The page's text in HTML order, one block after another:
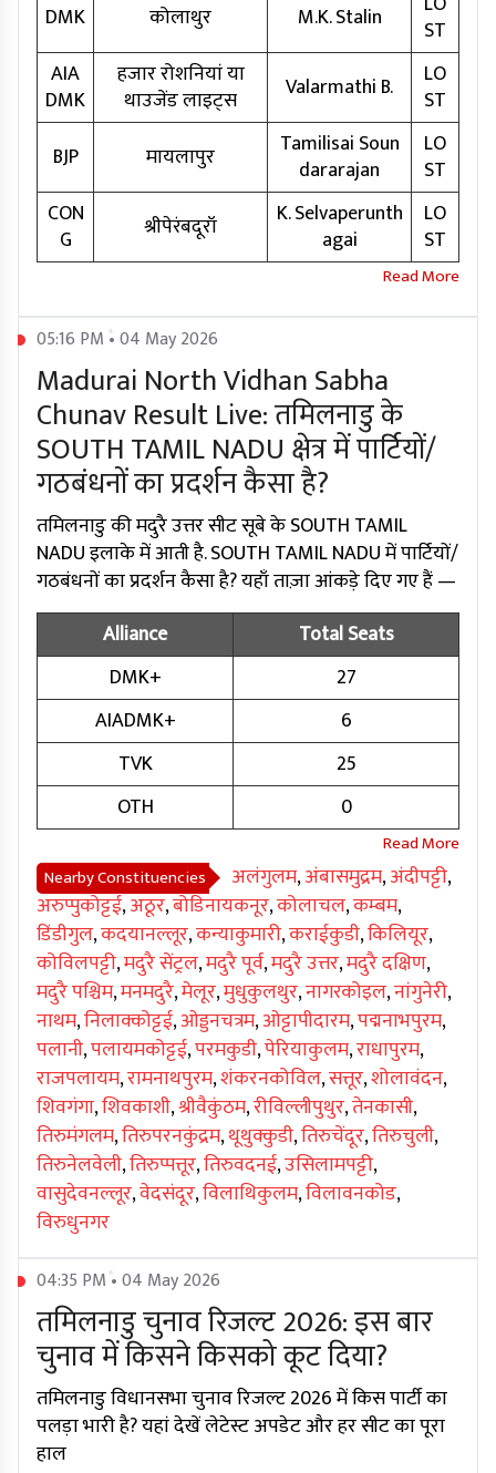
DMK कोलाथुर M.K. Stalin
ST
AIA
DMK
हजार रोशनियां या
थाउजेंड लाइट्स
Valarmathi B.
LO
ST
BJP
मायलापुर
Tamilisai Soun
dararajan
LO
ST
CON
G
श्रीपेरंबदूरॉ
K. Selvaperunth
agai
LO
ST
05:16 PM • 04 May 2026
Madurai North Vidhan Sabha
Chunav Result Live: तमिलनाडु के
SOUTH TAMIL NADU क्षेत्र में पार्टियों/
गठबंधनों का प्रदर्शन कैसा है?
तमिलनाडु की मदुरै उत्तर सीट सूबे के SOUTH TAMIL
NADU इलाके में आती है. SOUTH TAMIL NADU में पार्टियों/
गठबंधनों का प्रदर्शन कैसा है? यहाँ ताज़ा आंकड़े दिए गए हैं —
Alliance
Total Seats
DMK+
27
AIADMK+
6
TVK
25
OTH
0
Nearby Constituencies अलंगुलम,अंबासमुद्रम,अंदीपट्टी,
अरुप्पुकोट्टई,अठूर,बोडिनायकनूर,कोलाचल,कम्बम,
डिंडीगुल,कदयानल्लूर,कन्याकुमारी,कराईकुडी,किलियूर,
कोविलपट्टी,मदुरै सेंट्रल,मदुरै पूर्व,मदुरै उत्तर,मदुरै दक्षिण,
मदुरै पश्चिम,मनमदुरै,मेलूर,मुधुकुलथुर,नागरकोइल,नांगुनेरी,
नाथम,निलाक्कोट्टई,ओड्डनचत्रम,ओट्टापीदारम,पद्मनाभपुरम,
पलानी,पलायमकोट्टई,परमकुडी,पेरियाकुलम,राधापुरम,
राजपलायम,रामनाथपुरम,शंकरनकोविल,सत्तूर,शोलावंदन,
शिवगंगा,शिवकाशी,श्रीवैकुंठम,रीविल्लीपुथुर,तेनकासी,
तिरुमंगलम,तिरुपरनकुंद्रम,थूथुक्कुडी,तिरुचेंदूर,तिरुचुली,
तिरुनेलवेली,तिरुप्पत्तूर,तिरुवदनई,उसिलामपट्टी,
वासुदेवनल्लूर,वेदसंदूर,विलाथिकुलम,विलावनकोड,
विरुधुनगर
04:35 PM • 04 May 2026
तमिलनाडु चुनाव रिजल्ट 2026: इस बार
चुनाव में किसने किसको कूट दिया?
तमिलनाडु विधानसभा चुनाव रिजल्ट 2026 में किस पार्टी का
पलड़ा भारी है? यहां देखें लेटेस्ट अपडेट और हर सीट का पूरा
हाल